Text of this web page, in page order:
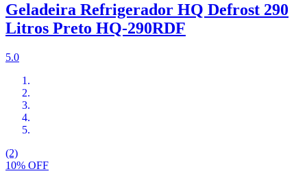
Geladeira Refrigerador HQ Defrost 290
Litros Preto HQ-290RDF
5.0
(2)
10% OFF